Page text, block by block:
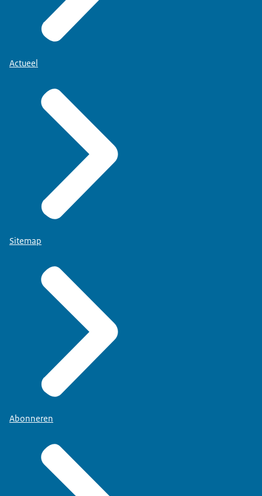
Actueel
Sitemap
Abonneren